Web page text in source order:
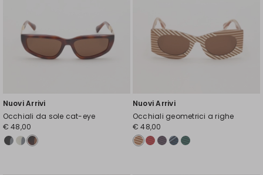
Nuovi Arrivi
Occhiali da sole cat-eye
€ 48,00
Nuovi Arrivi
Occhiali geometrici a righe
€ 48,00